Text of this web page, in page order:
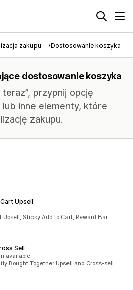
zakupu Dostosowanie koszyka
dostosowanie koszyka
przypnij opcję
inne elementy, które
zakupu.
Upsell
810
Upsell, Sticky Add to Cart, Reward Bar
Sell
2208
available
Bought Together Upsell and Cross-sell